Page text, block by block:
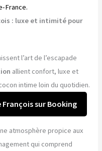
France.
: luxe et intimité pour
l’art de l’escapade
allient confort, luxe et
intime loin du quotidien.
François sur Booking
atmosphère propice aux
qui comprend